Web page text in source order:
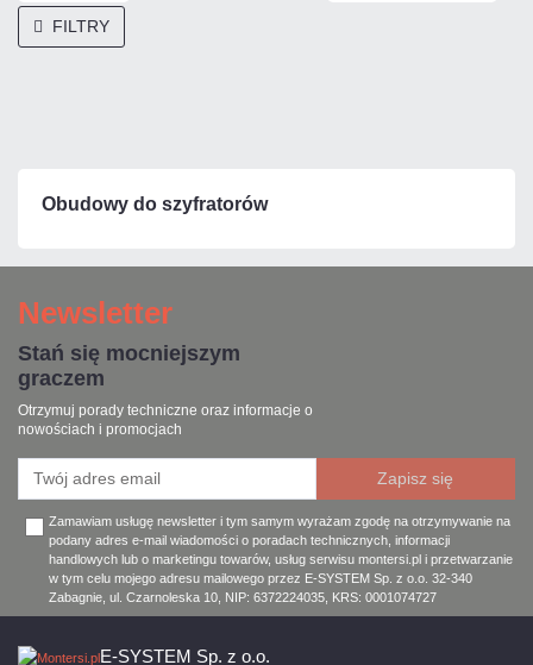
FILTRY
Obudowy do szyfratorów
Newsletter
Stań się mocniejszym
graczem
Otrzymuj porady techniczne oraz informacje o
nowościach i promocjach
Zamawiam usługę newsletter i tym samym wyrażam zgodę na otrzymywanie na
podany adres e-mail wiadomości o poradach technicznych, informacji
handlowych lub o marketingu towarów, usług serwisu montersi.pl i przetwarzanie
w tym celu mojego adresu mailowego przez E-SYSTEM Sp. z o.o. 32-340
Zabagnie, ul. Czarnoleska 10, NIP: 6372224035, KRS: 0001074727
E-SYSTEM Sp. z o.o.